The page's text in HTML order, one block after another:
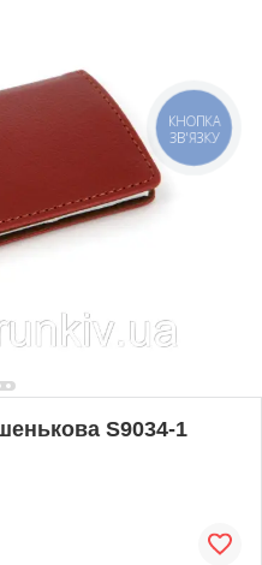
S9034-1
КНОПКА
ЗВ'ЯЗКУ